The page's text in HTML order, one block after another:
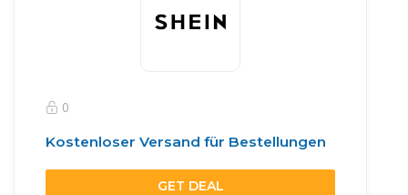
0
Kostenloser Versand für Bestellungen
GET DEAL